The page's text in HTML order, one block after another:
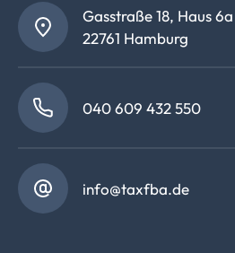
Gasstraße 18, Haus 6a
22761 Hamburg
040 609 432 550
info@taxfba.de